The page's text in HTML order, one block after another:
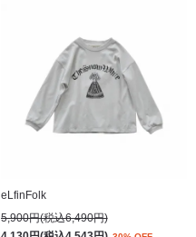
eLfinFolk
5,900円(税込6,490円)